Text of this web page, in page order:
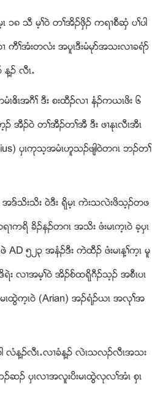
၁၈ သီ မ့ႈ၀ဲ တႈအိဥဖွိဥ ကရ႕စီဆွံ ပႈပါ
ကီႈအံးတလံး အပူၚဒီးမံမုဏအသးလ႕ခရံဏ
႔ဥ လီၚ’
ဧိၚအဂီႈ ဒီး စးထီဥလ႕ နံဥကဎၚဖိး ၆
အီဥ၀ဲ တႈအီဥတႈအီ ဒီး ဖ႕ႏုၚလီၚအီၚ
ပွၚကုသ့အမံၚဟူသဥဖ်ါ၀ဲတဂၚ ဘဥတႈ
အဒ္သိးသိး ၀ဲဒီး ရုိမ့ၚ ကဲးသလဲးဖိသ့ဥတဖ
ကရိ ခိဥနဥတဂၚ အသိး ဖံးမၚက့ၚ၀ဲ ခ့ပွၚ
AD ၅၂၃ အနံဥဒီး ကဲထီဥ ဖံးမၚန႔ႈက့ၚ မူ
ရဲး လ႕အမ့ႈ၀ဲ အိဥစ္ထရုိဂီဥသ့ဥ အစီၚပၚ
မၚထြဲက့ၚ၀ဲ (Arian) အဥရံဥဎၚ အလုႈအ
န႔ဥလီၚ’လ႕ခံန႔ဥ လဲၚသလဥလီၚအသး
ဆဥ ပွၚလ႕အလူးပိးမၚထြဲလုလႈအံၚ စွၚ